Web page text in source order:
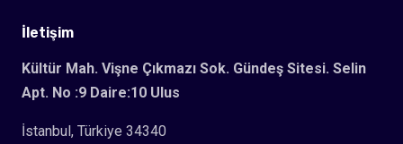
İletişim
Kültür Mah. Vişne Çıkmazı Sok. Gündeş Sitesi. Selin
Apt. No :9 Daire:10 Ulus
İstanbul, Türkiye 34340